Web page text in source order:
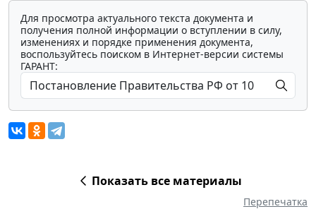
Для просмотра актуального текста документа и
получения полной информации о вступлении в силу,
изменениях и порядке применения документа,
воспользуйтесь поиском в Интернет-версии системы
ГАРАНТ:
Показать все материалы
Перепечатка